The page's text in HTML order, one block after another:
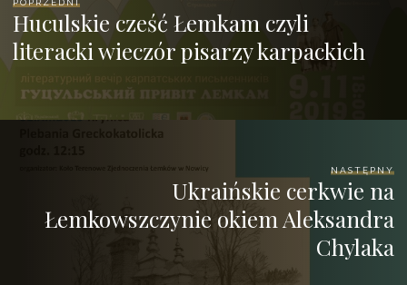
POPRZEDNI
Huculskie cześć Łemkam czyli
literacki wieczór pisarzy karpackich
NASTĘPNY
Ukraińskie cerkwie na
Łemkowszczynie okiem Aleksandra
Chylaka